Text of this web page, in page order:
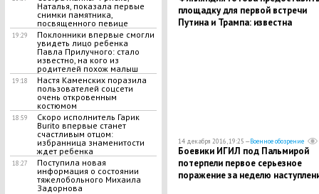
Наталья, показала первые
снимки памятника,
посвященного певице
19:29
Поклонники впервые смогли
увидеть лицо ребенка
Павла Прилучного: стало
известно, на кого из
родителей похож малыш
19:18
Настя Каменских поразила
пользователей соцсети
очень откровенным
костюмом
18:59
Скоро исполнитель Гарик
Burito впервые станет
счастливым отцом:
избранница знаменитости
ждет ребенка
18:27
Поступила новая
информация о состоянии
тяжелобольного Михаила
Задорнова
площадку для первой встречи
Путина и Трампа: известна
14 декабря 2016, 19:25 —Военное обозрение
Боевики ИГИЛ под Пальмирой
потерпели первое серьезное
поражение за неделю